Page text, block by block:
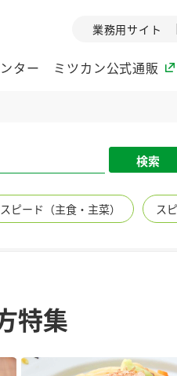
酢ドリンク
の企
ミツカ
創業か
の取
テーマ
活動を
ター ミツカン公式通販
業務用サイト
検索
スピード（主食・主菜） ス
特集